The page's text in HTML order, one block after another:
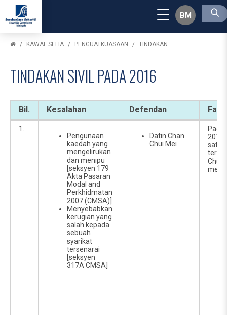
BM
KAWAL SELIA PENGUATKUASAAN TINDAKAN
TINDAKAN SIVIL PADA 2016
Bil. Kesalahan Defendan
1.
Pengunaan
kaedah yang
mengelirukan
dan menipu
[seksyen 179
Akta Pasaran
Modal and
Perkhidmatan
2007 (CMSA)]
Menyebabkan
kerugian yang
salah kepada
sebuah
syarikat
tersenarai
[seksyen
317A CMSA]
Datin Chan
Chui Mei
Pada
satu
Chui